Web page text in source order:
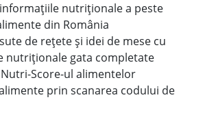
informațiile nutriționale a peste
din România
de rețete și idei de mese cu
nutriționale gata completate
Score-ul alimentelor
prin scanarea codului de